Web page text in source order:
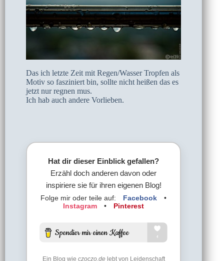
Das ich letzte Zeit mit Regen/Wasser Tropfen als
Motiv so fasziniert bin, sollte nicht heißen das es
jetzt nur regnen mus.
Ich hab auch andere Vorlieben.
Hat dir dieser Einblick gefallen?
Erzähl doch anderen davon oder
inspiriere sie für ihren eigenen Blog!
Folge mir oder teile auf: Facebook
•
Instagram
• Pinterest
Ein Blog wie czoczo.delebt von Leidenschaft